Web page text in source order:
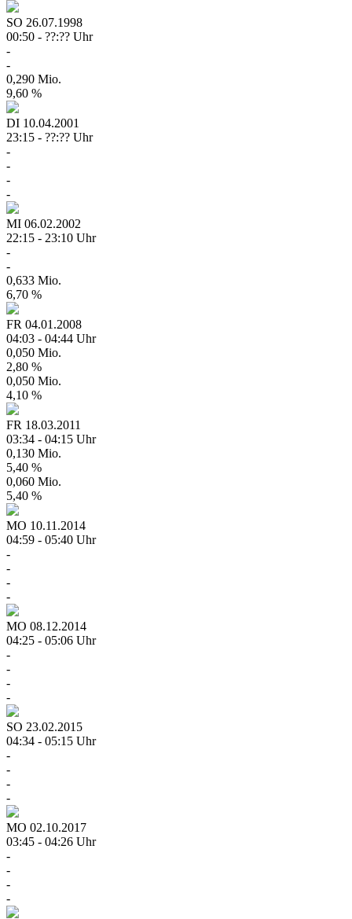
SO 26.07.1998
00:50 - ??:?? Uhr
-
-
0,290 Mio.
9,60 %
DI 10.04.2001
23:15 - ??:?? Uhr
-
-
-
-
MI 06.02.2002
22:15 - 23:10 Uhr
-
-
0,633 Mio.
6,70 %
FR 04.01.2008
04:03 - 04:44 Uhr
0,050 Mio.
2,80 %
0,050 Mio.
4,10 %
FR 18.03.2011
03:34 - 04:15 Uhr
0,130 Mio.
5,40 %
0,060 Mio.
5,40 %
MO 10.11.2014
04:59 - 05:40 Uhr
-
-
-
-
MO 08.12.2014
04:25 - 05:06 Uhr
-
-
-
-
SO 23.02.2015
04:34 - 05:15 Uhr
-
-
-
-
MO 02.10.2017
03:45 - 04:26 Uhr
-
-
-
-